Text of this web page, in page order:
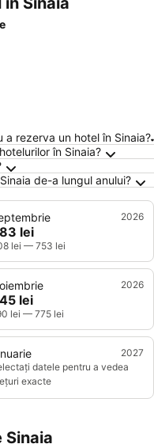
rezerva un hotel în Sinaia?
în Sinaia?
de-a lungul anului?
2026
lei
lei — 753 lei
2026
lei
lei — 775 lei
2027
datele pentru a vedea
exacte